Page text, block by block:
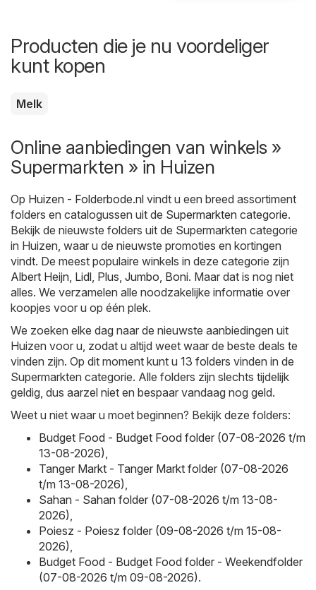
Producten die je nu voordeliger
kunt kopen
Melk
Online aanbiedingen van winkels »
Supermarkten » in Huizen
Op Huizen - Folderbode.nl vindt u een breed assortiment
folders en catalogussen uit de Supermarkten categorie.
Bekijk de nieuwste folders uit de Supermarkten categorie
in Huizen, waar u de nieuwste promoties en kortingen
vindt. De meest populaire winkels in deze categorie zijn
Albert Heijn, Lidl, Plus, Jumbo, Boni. Maar dat is nog niet
alles. We verzamelen alle noodzakelijke informatie over
koopjes voor u op één plek.
We zoeken elke dag naar de nieuwste aanbiedingen uit
Huizen voor u, zodat u altijd weet waar de beste deals te
vinden zijn. Op dit moment kunt u 13 folders vinden in de
Supermarkten categorie. Alle folders zijn slechts tijdelijk
geldig, dus aarzel niet en bespaar vandaag nog geld.
Weet u niet waar u moet beginnen? Bekijk deze folders:
Budget Food - Budget Food folder (07-08-2026 t/m
13-08-2026),
Tanger Markt - Tanger Markt folder (07-08-2026
t/m 13-08-2026),
Sahan - Sahan folder (07-08-2026 t/m 13-08-
2026),
Poiesz - Poiesz folder (09-08-2026 t/m 15-08-
2026),
Budget Food - Budget Food folder - Weekendfolder
(07-08-2026 t/m 09-08-2026).